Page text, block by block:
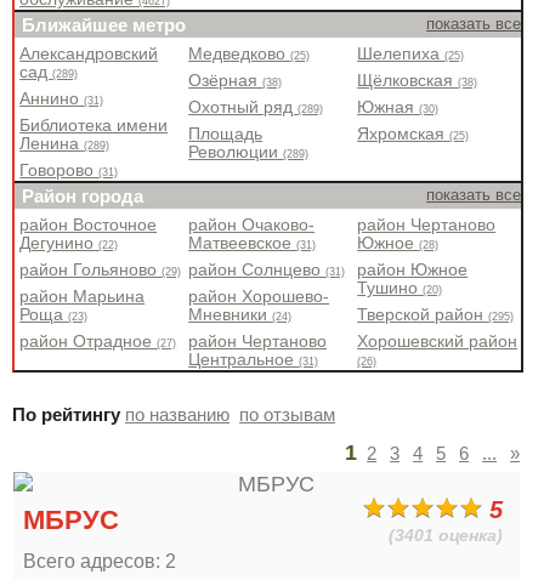
Ближайшее метро показать все
Александровский
сад(289)
Аннино(31)
Библиотека имени
Ленина(289)
Говорово(31)
Медведково(25)
Озёрная(38)
Охотный ряд(289)
Площадь
Революции(289)
Шелепиха(25)
Щёлковская(38)
Южная(30)
Яхромская(25)
Район города показать все
район Восточное
Дегунино(22)
район Гольяново(29)
район Марьина
Роща(23)
район Отрадное(27)
район Очаково-
Матвеевское(31)
район Солнцево(31)
район Хорошево-
Мневники(24)
район Чертаново
Центральное(31)
район Чертаново
Южное(28)
район Южное
Тушино(20)
Тверской район(295)
Хорошевский район
(26)
По рейтингу по названию по отзывам
1 2 3 4 5 6 ... »
5
(3401 оценка)
МБРУС
Всего адресов: 2